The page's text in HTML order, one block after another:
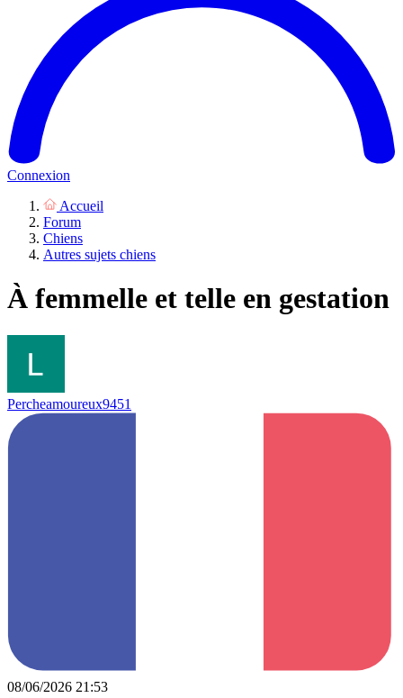
Connexion
Accueil
Forum
Chiens
Autres sujets chiens
À femmelle et telle en gestation
Percheamoureux9451
08/06/2026 21:53